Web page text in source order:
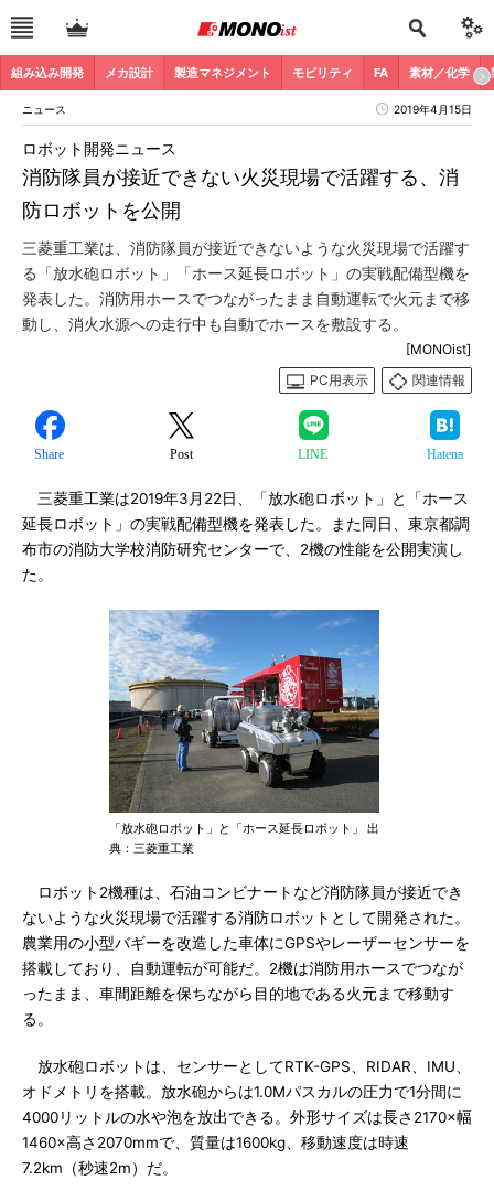
組み込み開発 メカ設計 製造マネジメント モビリティ FA 素材／化学
ニュース 2019年4月15日
消防隊員が接近できない火災現場で活躍する、消
防ロボットを公開
ロボット開発ニュース
三菱重工業は、消防隊員が接近できないような火災現場で活躍す
る「放水砲ロボット」「ホース延長ロボット」の実戦配備型機を
発表した。消防用ホースでつながったまま自動運転で火元まで移
動し、消火水源への走行中も自動でホースを敷設する。
[MONOist]
PC用表示
関連情報
Share Post LINE Hatena
三菱重工業は2019年3月22日、「放水砲ロボット」と「ホース
延長ロボット」の実戦配備型機を発表した。また同日、東京都調
布市の消防大学校消防研究センターで、2機の性能を公開実演し
た。
「放水砲ロボット」と「ホース延長ロボット」 出
典：三菱重工業
ロボット2機種は、石油コンビナートなど消防隊員が接近でき
ないような火災現場で活躍する消防ロボットとして開発された。
農業用の小型バギーを改造した車体にGPSやレーザーセンサーを
搭載しており、自動運転が可能だ。2機は消防用ホースでつなが
ったまま、車間距離を保ちながら目的地である火元まで移動す
る。
放水砲ロボットは、センサーとしてRTK-GPS、RIDAR、IMU、
オドメトリを搭載。放水砲からは1.0Mパスカルの圧力で1分間に
4000リットルの水や泡を放出できる。外形サイズは長さ2170×幅
1460×高さ2070mmで、質量は1600kg、移動速度は時速
7.2km（秒速2m）だ。